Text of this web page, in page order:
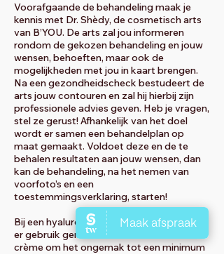
Voorafgaande de behandeling maak je
kennis met Dr. Shèdy, de cosmetisch arts
van B’YOU. De arts zal jou informeren
rondom de gekozen behandeling en jouw
wensen, behoeften, maar ook de
mogelijkheden met jou in kaart brengen.
Na een gezondheidscheck bestudeert de
arts jouw contouren en zal hij hierbij zijn
professionele advies geven. Heb je vragen,
stel ze gerust! Afhankelijk van het doel
wordt er samen een behandelplan op
maat gemaakt. Voldoet deze en de te
behalen resultaten aan jouw wensen, dan
kan de behandeling, na het nemen van
voorfoto’s en een
toestemmingsverklaring, starten!
Bij een hyaluronidase behandeling wordt
er gebruik gemaakt van een verdovende
crème om het ongemak tot een minimum